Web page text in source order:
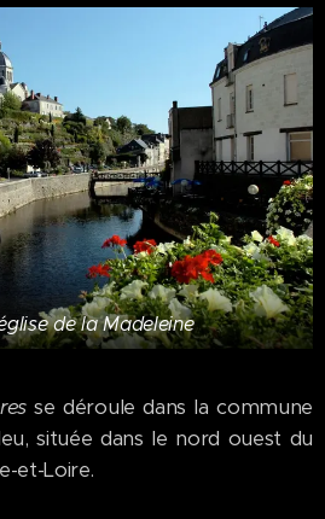
de la Madeleine
se déroule dans la commune
située dans le nord ouest du
et-Loire.